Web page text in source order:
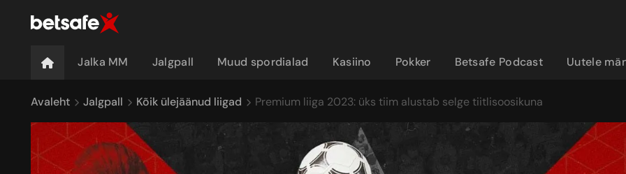
Jalka MM Jalgpall Muud spordialad Kasiino Pokker Betsafe Podcast Uutele
Avaleht Jalgpall Kõik ülejäänud liigad Premium liiga 2023: üks tiim alustab selge tiitlisoosikuna